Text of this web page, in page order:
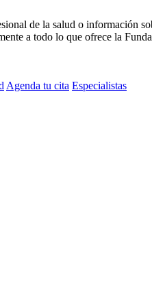
de la salud o información
a todo lo que ofrece la
Agenda tu cita Especialistas